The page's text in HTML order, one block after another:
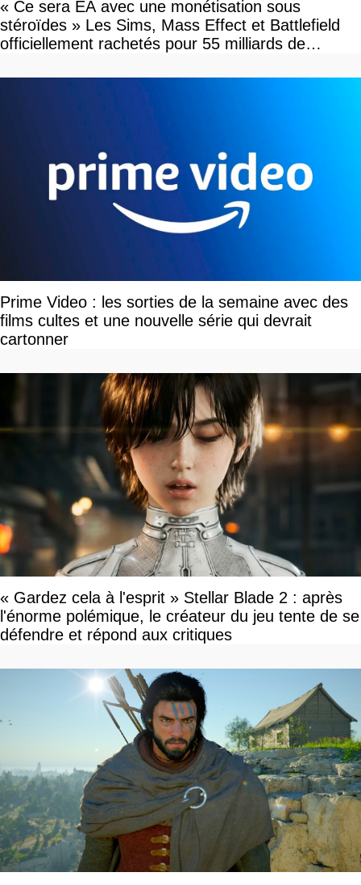
« Ce sera EA avec une monétisation sous
stéroïdes » Les Sims, Mass Effect et Battlefield
officiellement rachetés pour 55 milliards de
Prime Video : les sorties de la semaine avec des
films cultes et une nouvelle série qui devrait
cartonner
« Gardez cela à l'esprit » Stellar Blade 2 : après
l'énorme polémique, le créateur du jeu tente de se
défendre et répond aux critiques